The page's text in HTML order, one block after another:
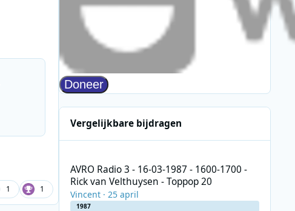
1 1
Vergelijkbare bijdragen
AVRO Radio 3 - 16-03-1987 - 1600-1700 -
Rick van Velthuysen - Toppop 20
Vincent· 25 april
1987